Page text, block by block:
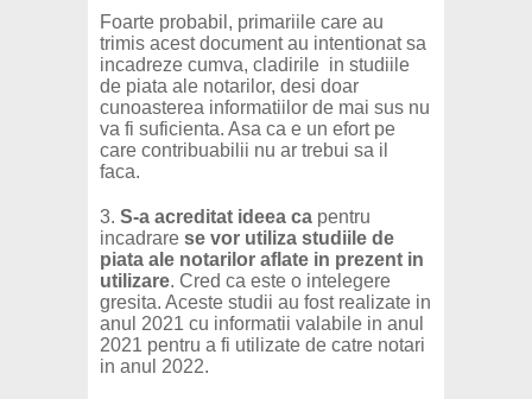
Foarte probabil, primariile care au
trimis acest document au intentionat sa
incadreze cumva, cladirile in studiile
de piata ale notarilor, desi doar
cunoasterea informatiilor de mai sus nu
va fi suficienta. Asa ca e un efort pe
care contribuabilii nu ar trebui sa il
faca.
3. S-a acreditat ideea ca pentru
incadrare se vor utiliza studiile de
piata ale notarilor aflate in prezent in
utilizare. Cred ca este o intelegere
gresita. Aceste studii au fost realizate in
anul 2021 cu informatii valabile in anul
2021 pentru a fi utilizate de catre notari
in anul 2022.